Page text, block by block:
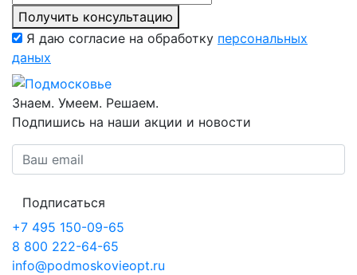
Получить консультацию
Я даю согласие на обработку персональных
даных
Знаем. Умеем. Решаем.
Подпишись на наши акции и новости
Подписаться
+7 495 150-09-65
8 800 222-64-65
info@podmoskovieopt.ru